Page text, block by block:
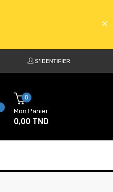
S'IDENTIFIER
0
Mon Panier
0,00 TND